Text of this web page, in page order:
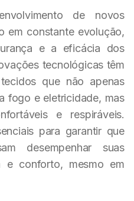
de novos
em constante evolução,
e a eficácia dos
tecnológicas têm
que não apenas
fogo e eletricidade, mas
e respiráveis.
para garantir que
desempenhar suas
e conforto, mesmo em